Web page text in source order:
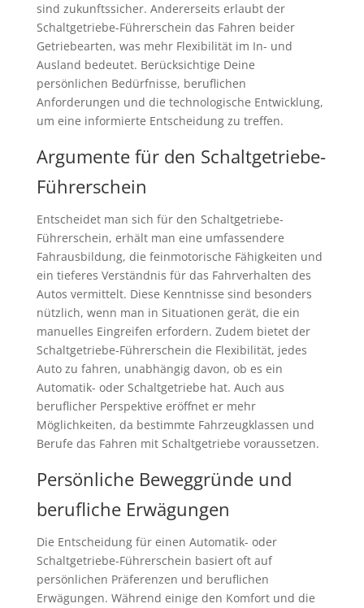
sind zukunftssicher. Andererseits erlaubt der
Schaltgetriebe-Führerschein das Fahren beider
Getriebearten, was mehr Flexibilität im In- und
Ausland bedeutet. Berücksichtige Deine
persönlichen Bedürfnisse, beruflichen
Anforderungen und die technologische Entwicklung,
um eine informierte Entscheidung zu treffen.
Argumente für den Schaltgetriebe-
Führerschein
Entscheidet man sich für den Schaltgetriebe-
Führerschein, erhält man eine umfassendere
Fahrausbildung, die feinmotorische Fähigkeiten und
ein tieferes Verständnis für das Fahrverhalten des
Autos vermittelt. Diese Kenntnisse sind besonders
nützlich, wenn man in Situationen gerät, die ein
manuelles Eingreifen erfordern. Zudem bietet der
Schaltgetriebe-Führerschein die Flexibilität, jedes
Auto zu fahren, unabhängig davon, ob es ein
Automatik- oder Schaltgetriebe hat. Auch aus
beruflicher Perspektive eröffnet er mehr
Möglichkeiten, da bestimmte Fahrzeugklassen und
Berufe das Fahren mit Schaltgetriebe voraussetzen.
Persönliche Beweggründe und
berufliche Erwägungen
Die Entscheidung für einen Automatik- oder
Schaltgetriebe-Führerschein basiert oft auf
persönlichen Präferenzen und beruflichen
Erwägungen. Während einige den Komfort und die